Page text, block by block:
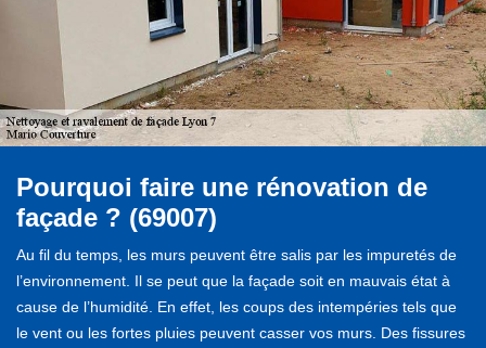
Pourquoi faire une rénovation de
façade ? (69007)
Au fil du temps, les murs peuvent être salis par les impuretés de
l’environnement. Il se peut que la façade soit en mauvais état à
cause de l’humidité. En effet, les coups des intempéries tels que
le vent ou les fortes pluies peuvent casser vos murs. Des fissures